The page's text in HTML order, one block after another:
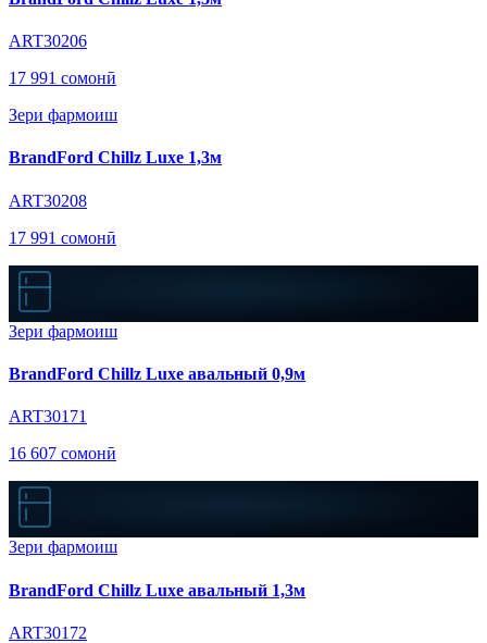
ART30206
17 991 сомонӣ
Зери фармоиш
BrandFord Chillz Luxe 1,3м
ART30208
17 991 сомонӣ
Зери фармоиш
BrandFord Chillz Luxe авальный 0,9м
ART30171
16 607 сомонӣ
Зери фармоиш
BrandFord Chillz Luxe авальный 1,3м
ART30172